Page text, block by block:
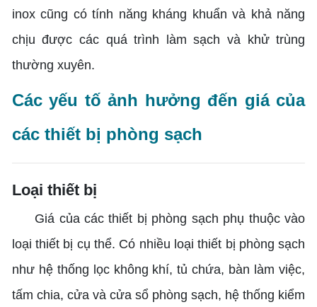
inox cũng có tính năng kháng khuẩn và khả năng
chịu được các quá trình làm sạch và khử trùng
thường xuyên.
Các yếu tố ảnh hưởng đến giá của
các thiết bị phòng sạch
Loại thiết bị
Giá của các thiết bị phòng sạch phụ thuộc vào
loại thiết bị cụ thể. Có nhiều loại thiết bị phòng sạch
như hệ thống lọc không khí, tủ chứa, bàn làm việc,
tấm chia, cửa và cửa sổ phòng sạch, hệ thống kiểm